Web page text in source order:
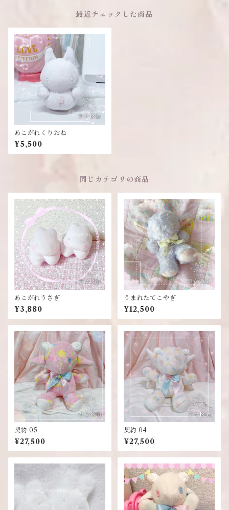
最近チェックした商品
あこがれくりおね
¥5,500
同じカテゴリの商品
あこがれうさぎ
¥3,880
うまれたてこやぎ
¥12,500
契約 05
¥27,500
契約 04
¥27,500